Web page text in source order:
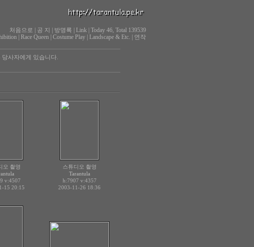
처음으로 공 지 방명록 Link| Today 46, Total 139539
| Race Queen| Costume Play| Landscape & Etc. 연작
사자에게 있습니다.
오 촬영
v:4507
15 20:15
스튜디오 촬영
Tarantula
h:7907 v:4357
2003-11-26 18:36